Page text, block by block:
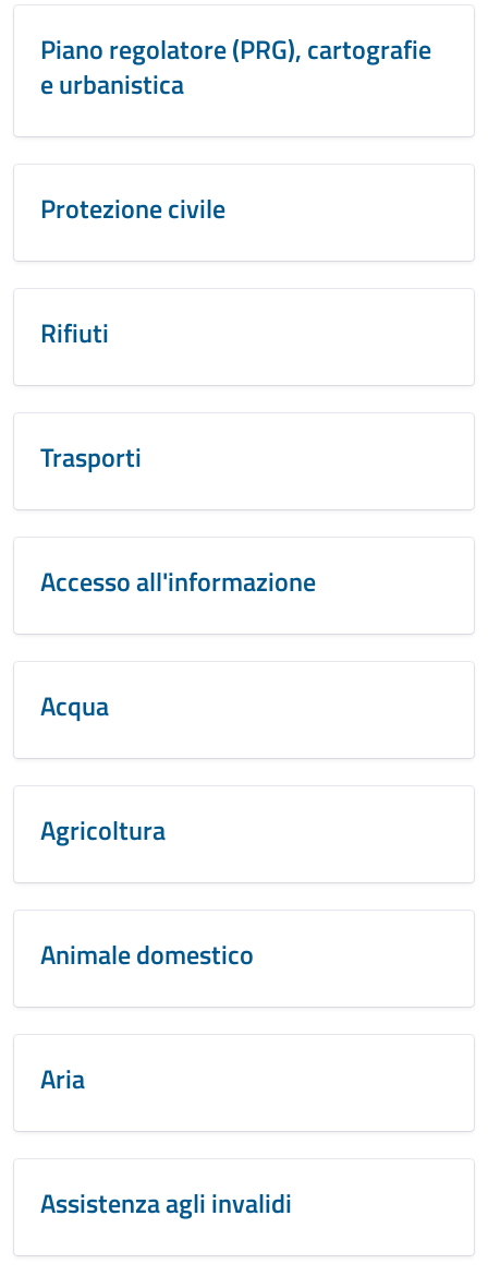
Piano regolatore (PRG), cartografie
e urbanistica
Protezione civile
Rifiuti
Trasporti
Accesso all'informazione
Acqua
Agricoltura
Animale domestico
Aria
Assistenza agli invalidi